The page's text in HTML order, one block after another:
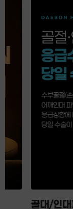
골대/인대